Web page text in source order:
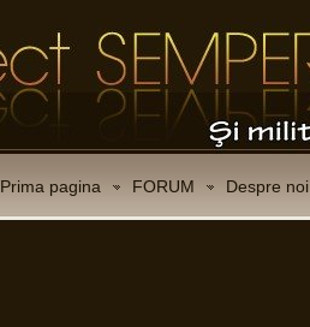
Prima pagina FORUM Despre noi